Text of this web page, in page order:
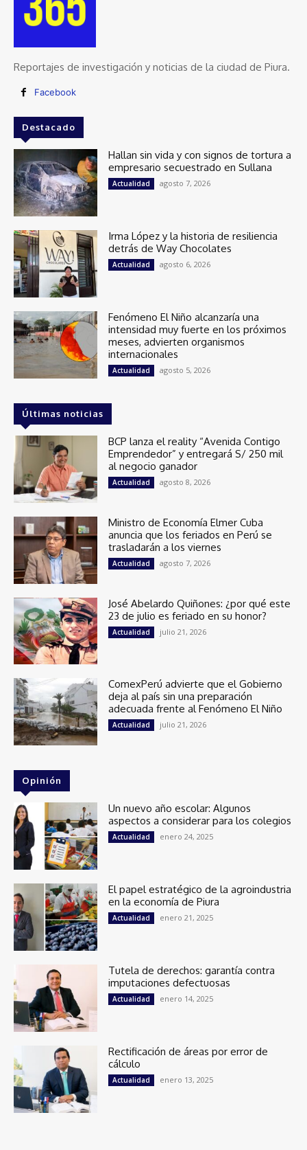
Reportajes de investigación y noticias de la ciudad de Piura.
Facebook
Destacado
Hallan sin vida y con signos de tortura a
empresario secuestrado en Sullana
Actualidad agosto 7, 2026
Irma López y la historia de resiliencia
detrás de Way Chocolates
Actualidad agosto 6, 2026
Fenómeno El Niño alcanzaría una
intensidad muy fuerte en los próximos
meses, advierten organismos
internacionales
Actualidad agosto 5, 2026
Últimas noticias
BCP lanza el reality “Avenida Contigo
Emprendedor” y entregará S/ 250 mil
al negocio ganador
Actualidad agosto 8, 2026
Ministro de Economía Elmer Cuba
anuncia que los feriados en Perú se
trasladarán a los viernes
Actualidad agosto 7, 2026
José Abelardo Quiñones: ¿por qué este
23 de julio es feriado en su honor?
Actualidad julio 21, 2026
ComexPerú advierte que el Gobierno
deja al país sin una preparación
adecuada frente al Fenómeno El Niño
Actualidad julio 21, 2026
Opinión
Un nuevo año escolar: Algunos
aspectos a considerar para los colegios
Actualidad enero 24, 2025
El papel estratégico de la agroindustria
en la economía de Piura
Actualidad enero 21, 2025
Tutela de derechos: garantía contra
imputaciones defectuosas
Actualidad enero 14, 2025
Rectificación de áreas por error de
cálculo
Actualidad enero 13, 2025